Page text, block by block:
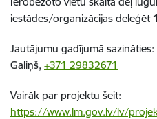
iestādes/organizācijas deleģēt
Jautājumu gadījumā
Galiņš, +371 29832671
Vairāk par projektu šeit:
https://www.lm.gov.lv/lv/